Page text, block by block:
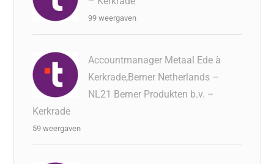
99 weergaven
Accountmanager Metaal Ede à
Kerkrade,Berner Netherlands –
NL21 Berner Produkten b.v. –
Kerkrade
59 weergaven